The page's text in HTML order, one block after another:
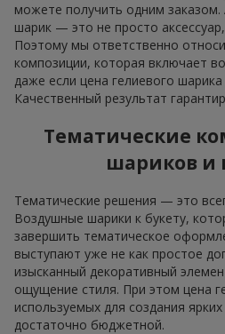
можете получить одним
шарик — это не просто
Поэтому мы ответственно
композиции, которая включает
даже если цена гелиевого
Качественный результат
Тематические
шариков и
Тематические решения — это
Воздушные шарики к букету,
завершить тематическое
выступают уже не как простое
изысканный декоративный
ощущение стиля. При этом цена
используемых для создания
достаточно бюджетной.